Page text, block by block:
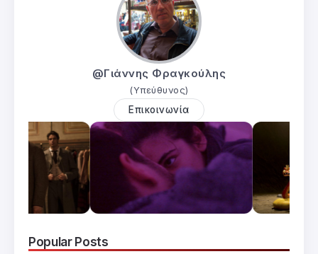
@Γιάννης Φραγκούλης
(Υπεύθυνος)
Επικοινωνία
Popular Posts